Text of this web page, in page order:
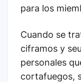
para los
Cuando se
ciframos y
personales
cortafuegos,